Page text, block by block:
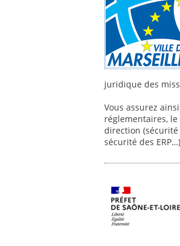
juridique des
Vous assurez
réglementaires,
direction
sécurité des